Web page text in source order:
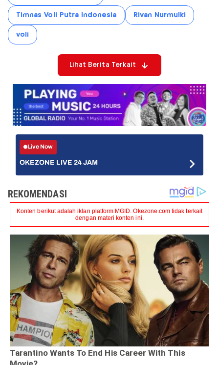
Timnas Voli Putra Indonesia Rivan Nurmulki
voli
Lihat Berita Terkait
Live Now
OKEZONE LIVE 24 JAM